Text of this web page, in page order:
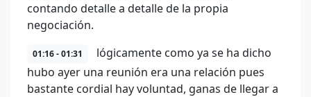
contando detalle a detalle de la propia
negociación.
01:16 - 01:31
lógicamente como ya se ha dicho
hubo ayer una reunión era una relación pues
bastante cordial hay voluntad, ganas de llegar a